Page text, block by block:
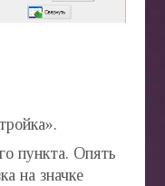
пункта. Опять
на значке